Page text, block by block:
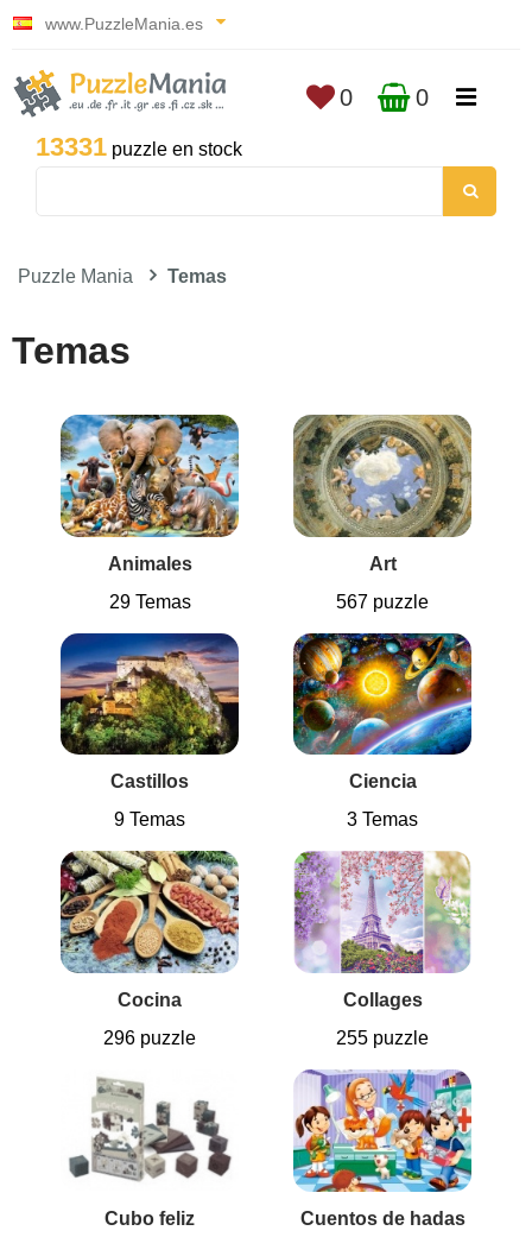
www.PuzzleMania.es
13331 puzzle en stock
0 0
Puzzle Mania Temas
Temas
Animales
29 Temas
Art
567 puzzle
Castillos
9 Temas
Ciencia
3 Temas
Cocina
296 puzzle
Collages
255 puzzle
Cubo feliz
Cuentos de hadas